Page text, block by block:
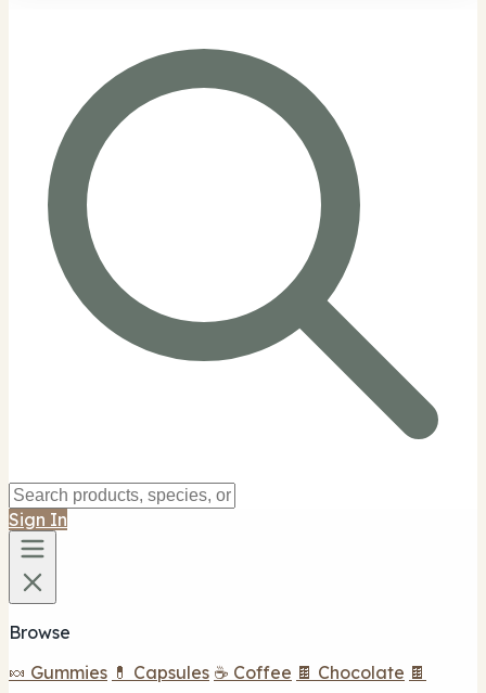
Sign In
Browse
🍬 Gummies 💊 Capsules ☕ Coffee 🍫 Chocolate 🍫